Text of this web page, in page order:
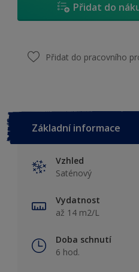
Přidat do
Přidat do pracovního
Základní informace
Vzhled
Saténový
Vydatnost
až 14 m2/L
Doba schnutí
6 hod.